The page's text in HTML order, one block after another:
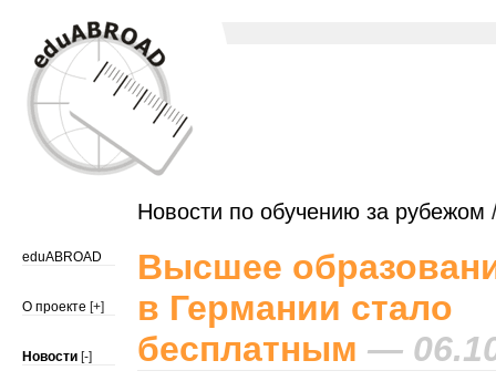
Новости по обучению за рубежом
eduABROAD
О проекте [+]
Новости [-]
Высшее
в Германии стало
бесплатным —